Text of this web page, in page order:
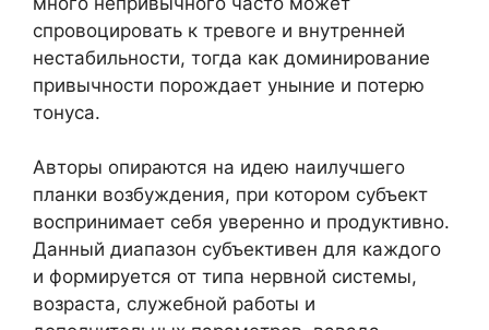
спровоцировать к тревоге и внутренней
нестабильности, тогда как доминирование
привычности порождает уныние и потерю
тонуса.
Авторы опираются на идею наилучшего
планки возбуждения, при котором субъект
воспринимает себя уверенно и продуктивно.
Данный диапазон субъективен для каждого
и формируется от типа нервной системы,
возраста, служебной работы и